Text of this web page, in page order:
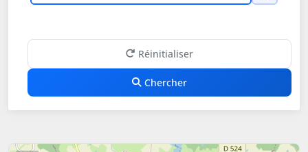
Réinitialiser
Chercher